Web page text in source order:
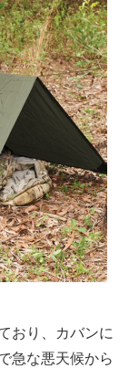
おり、カバンに
急な悪天候から